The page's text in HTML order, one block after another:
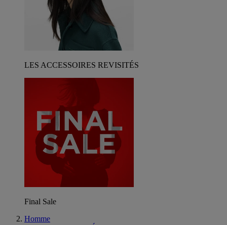
LES ACCESSOIRES REVISITÉS
Final Sale
Homme